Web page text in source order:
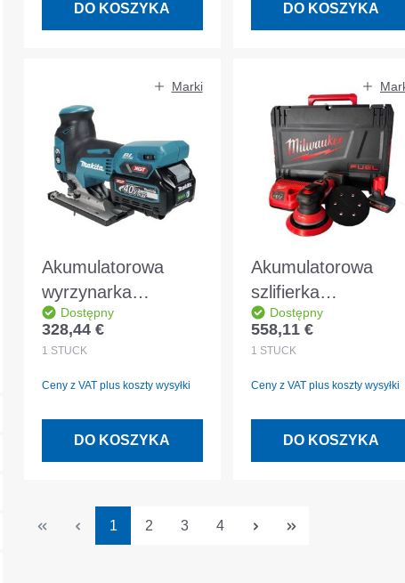
DO KOSZYKA DO KOSZYKA
Marki
Akumulatorowa
wyrzynarka
szablasta Makita
40V JV001GZ bez
ładowarki
Dostępny
Cena regularna:
328,44 €
1 STÜCK
Ceny z VAT plus koszty wysyłki
DO KOSZYKA
Akumulatorowa
szlifierka
oscylacyjna
Milwaukee
4933493651
Dostępny
Cena regularna:
558,11 €
1 STÜCK
Ceny z VAT plus koszty wysyłki
DO KOSZYKA
Strona
1 Strona
2 Strona
3 Strona
4